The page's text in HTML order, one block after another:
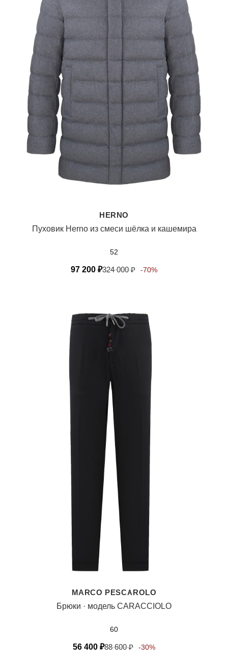
HERNO
Пуховик Herno из смеси шёлка и кашемира
52
97 200 ₽324 000₽ -70%
MARCO PESCAROLO
Брюки · модель CARACCIOLO
60
56 400 ₽88 600₽ -30%